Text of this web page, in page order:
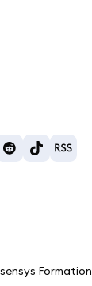
Formation